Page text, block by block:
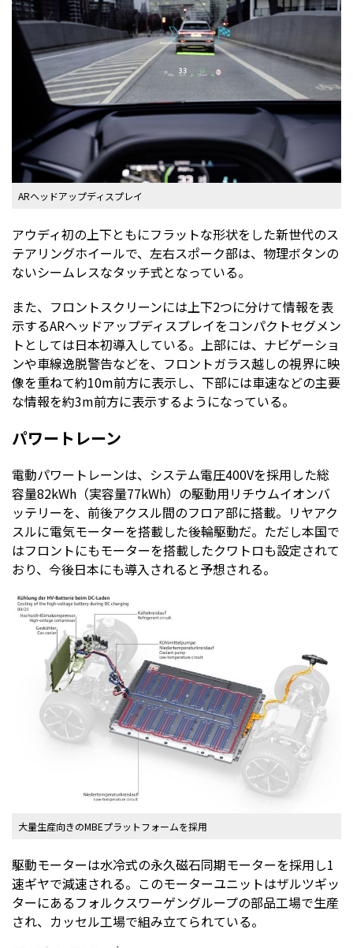
ARヘッドアップディスプレイ
アウディ初の上下ともにフラットな形状をした新世代のス
テアリングホイールで、左右スポーク部は、物理ボタンの
ないシームレスなタッチ式となっている。
また、フロントスクリーンには上下2つに分けて情報を表
示するARヘッドアップディスプレイをコンパクトセグメン
トとしては日本初導入している。上部には、ナビゲーショ
ンや車線逸脱警告などを、フロントガラス越しの視界に映
像を重ねて約10m前方に表示し、下部には車速などの主要
な情報を約3m前方に表示するようになっている。
パワートレーン
電動パワートレーンは、システム電圧400Vを採用した総
容量82kWh（実容量77kWh）の駆動用リチウムイオンバ
ッテリーを、前後アクスル間のフロア部に搭載。リヤアク
スルに電気モーターを搭載した後輪駆動だ。ただし本国で
はフロントにもモーターを搭載したクワトロも設定されて
おり、今後日本にも導入されると予想される。
大量生産向きのMBEプラットフォームを採用
駆動モーターは水冷式の永久磁石同期モーターを採用し1
速ギヤで減速される。このモーターユニットはザルツギッ
ターにあるフォルクスワーゲングループの部品工場で生産
され、カッセル工場で組み立てられている。